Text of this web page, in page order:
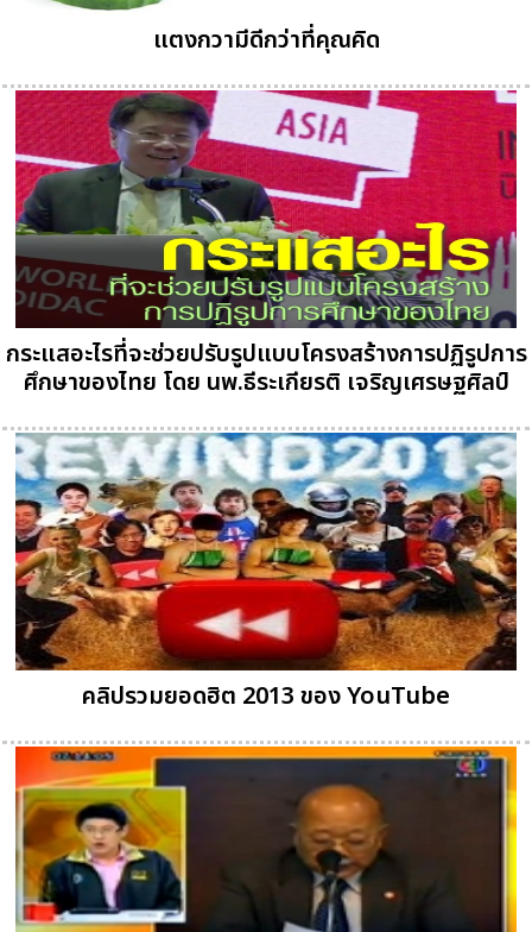
แตงกวามีดีกว่าที่คุณคิด
กระแสอะไรที่จะช่วยปรับรูปแบบโครงสร้างการปฏิรูปการ
ศึกษาของไทย โดย นพ.ธีระเกียรติ เจริญเศรษฐศิลป์
คลิปรวมยอดฮิต 2013 ของ YouTube